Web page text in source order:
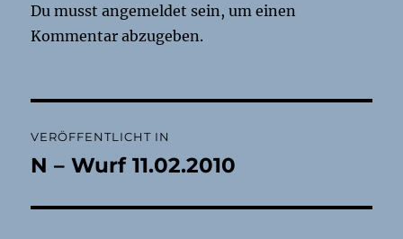
Du musstangemeldet sein, um einen
Kommentar abzugeben.
VERÖFFENTLICHT IN
N – Wurf 11.02.2010